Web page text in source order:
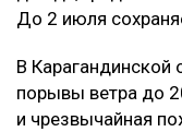
До 2 июля
В Карагандинской
порывы ветра до
и чрезвычайная